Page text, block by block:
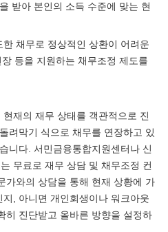
받아 본인의 소득 수준에 맞는 현
한 채무로 정상적인 상환이 어려운
등을 지원하는 채무조정 제도를
재의 재무 상태를 객관적으로 진
려막기 식으로 채무를 연장하고 있
니다. 서민금융통합지원센터나 신
무료로 재무 상담 및 채무조정 컨
가와의 상담을 통해 현재 상황에 가
, 아니면 개인회생이나 워크아웃
히 진단받고 올바른 방향을 설정하